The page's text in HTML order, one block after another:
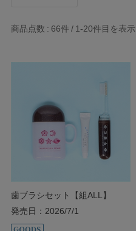
商品点数 66件 1-20件目を表示
歯ブラシセット【組ALL】
発売日：2026/7/1